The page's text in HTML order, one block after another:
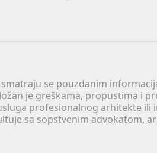
se pouzdanim
je greškama, propustima i
profesionalnog arhitekte ili
sa sopstvenim advokatom,